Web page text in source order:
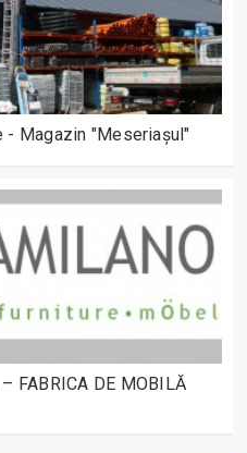
- Magazin "Meseriașul"
FABRICA DE MOBILĂ